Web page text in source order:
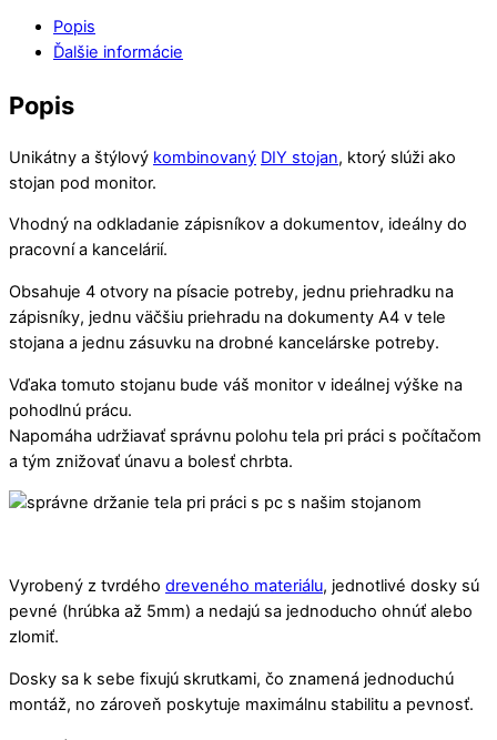
Popis
Ďalšie informácie
Popis
Unikátny a štýlový kombinovaný DIY stojan, ktorý slúži ako
stojan pod monitor.
Vhodný na odkladanie zápisníkov a dokumentov, ideálny do
pracovní a kancelárií.
Obsahuje 4 otvory na písacie potreby, jednu priehradku na
zápisníky, jednu väčšiu priehradu na dokumenty A4 v tele
stojana a jednu zásuvku na drobné kancelárske potreby.
Vďaka tomuto stojanu bude váš monitor v ideálnej výške na
pohodlnú prácu.
Napomáha udržiavať správnu polohu tela pri práci s počítačom
a tým znižovať únavu a bolesť chrbta.
Vyrobený z tvrdého dreveného materiálu, jednotlivé dosky sú
pevné (hrúbka až 5mm) a nedajú sa jednoducho ohnúť alebo
zlomiť.
Dosky sa k sebe fixujú skrutkami, čo znamená jednoduchú
montáž, no zároveň poskytuje maximálnu stabilitu a pevnosť.